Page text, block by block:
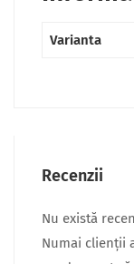
Varianta
Recenzii
Nu există
Numai clienții